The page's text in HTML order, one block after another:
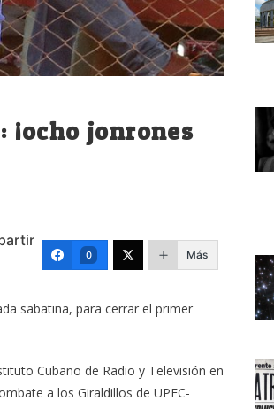
jonrones
0 Más
sabatina, para cerrar el primer
Cubano de Radio y Televisión en
a los Giraldillos de UPEC-